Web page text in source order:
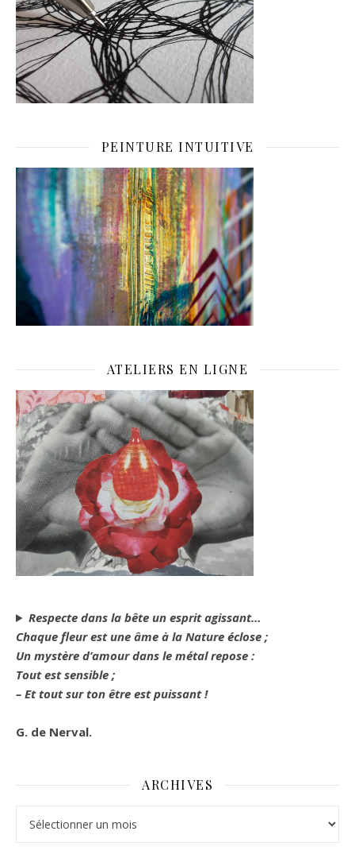
PEINTURE INTUITIVE
ATELIERS EN LIGNE
Respecte dans la bête un esprit agissant…
Chaque fleur est une âme à la Nature éclose ;
Un mystère d’amour dans le métal repose :
Tout est sensible ;
– Et tout sur ton être est puissant !
G. de Nerval.
ARCHIVES